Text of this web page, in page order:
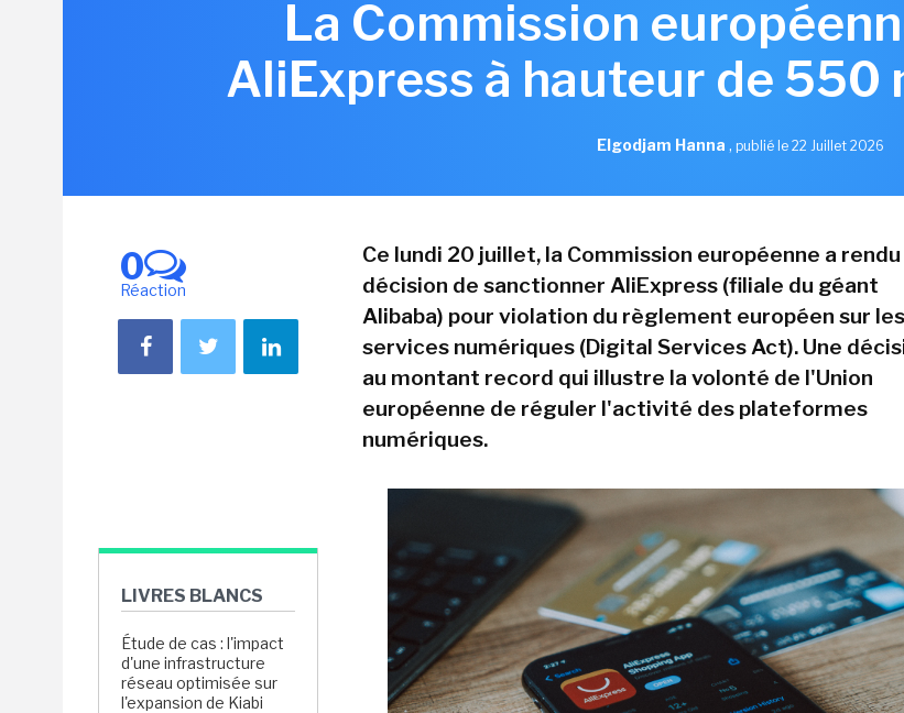
La Commission
AliExpress à hauteur de 550
Elgodjam Hanna , publié le 22 Juillet 2026
0
Réaction
LIVRES BLANCS
Étude de cas : l'impact
d'une infrastructure
réseau optimisée sur
l'expansion de Kiabi
Ce lundi 20 juillet, la Commission européenne a rendu
décision de sanctionner AliExpress (filiale du géant
Alibaba) pour violation du règlement européen sur les
services numériques (Digital Services Act). Une
au montant record qui illustre la volonté de l'Union
européenne de réguler l'activité des plateformes
numériques.